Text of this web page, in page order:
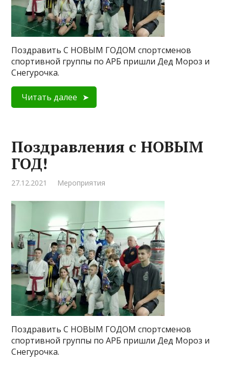
Поздравить С НОВЫМ ГОДОМ спортсменов
спортивной группы по АРБ пришли Дед Мороз и
Снегурочка.
Читать далее
Поздравления с НОВЫМ
ГОД!
27.12.2021 Мероприятия
Поздравить С НОВЫМ ГОДОМ спортсменов
спортивной группы по АРБ пришли Дед Мороз и
Снегурочка.